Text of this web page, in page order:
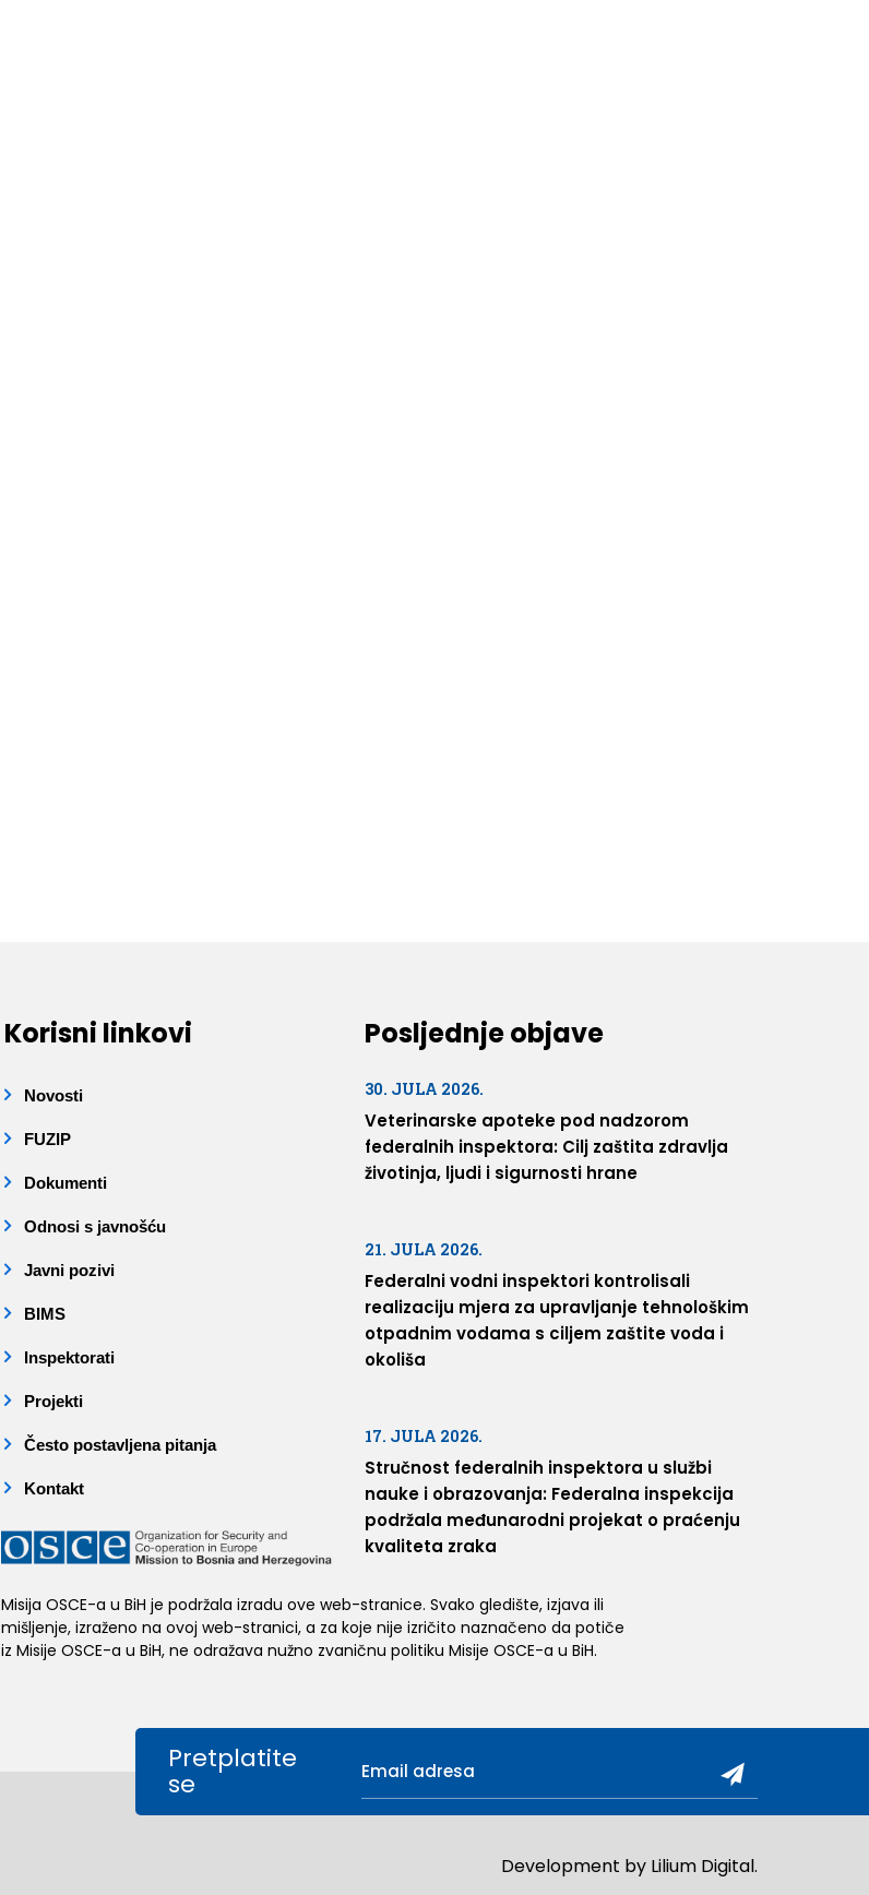
Korisni linkovi
Novosti
FUZIP
Dokumenti
Odnosi s javnošću
Javni pozivi
BIMS
Inspektorati
Projekti
Često postavljena pitanja
Kontakt
Misija OSCE-a u BiH je podržala izradu ove web-stranice. Svako gledište, izjava ili
mišljenje, izraženo na ovoj web-stranici, a za koje nije izričito naznačeno da potiče
iz Misije OSCE-a u BiH, ne odražava nužno zvaničnu politiku Misije OSCE-a u BiH.
Posljednje objave
30. JULA 2026.
Veterinarske apoteke pod nadzorom
federalnih inspektora: Cilj zaštita zdravlja
životinja, ljudi i sigurnosti hrane
21. JULA 2026.
Federalni vodni inspektori kontrolisali
realizaciju mjera za upravljanje tehnološkim
otpadnim vodama s ciljem zaštite voda i
okoliša
17. JULA 2026.
Stručnost federalnih inspektora u službi
nauke i obrazovanja: Federalna inspekcija
podržala međunarodni projekat o praćenju
kvaliteta zraka
Pretplatite
se
Development by Lilium Digital.